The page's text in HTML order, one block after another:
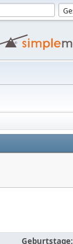
Geburtstage: